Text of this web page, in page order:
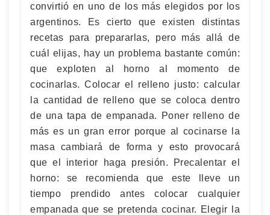
convirtió en uno de los más elegidos por los
argentinos. Es cierto que existen distintas
recetas para prepararlas, pero más allá de
cuál elijas, hay un problema bastante común:
que exploten al horno al momento de
cocinarlas. Colocar el relleno justo: calcular
la cantidad de relleno que se coloca dentro
de una tapa de empanada. Poner relleno de
más es un gran error porque al cocinarse la
masa cambiará de forma y esto provocará
que el interior haga presión. Precalentar el
horno: se recomienda que este lleve un
tiempo prendido antes colocar cualquier
empanada que se pretenda cocinar. Elegir la